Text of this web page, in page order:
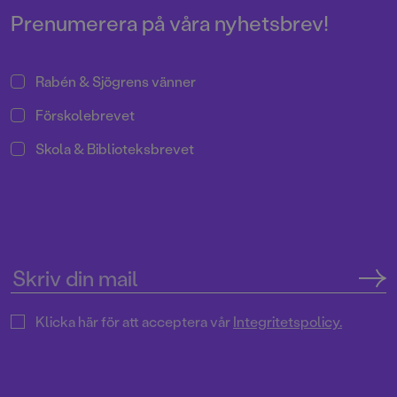
Prenumerera på våra nyhetsbrev!
Rabén & Sjögrens vänner
Förskolebrevet
Skola & Biblioteksbrevet
Klicka här för att acceptera vårIntegritetspolicy.